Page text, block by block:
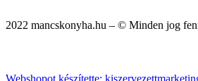
2022 mancskonyha.hu – © Minden jog